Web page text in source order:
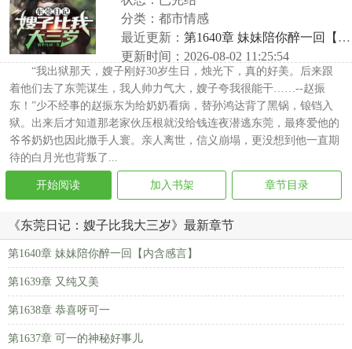
分类：都市情感
最近更新： 第1640章 妹妹陪你醉一回【内含感言】
更新时间：2026-08-02 11:25:54
“我出狱那天，嫂子刚好30岁生日，烛光下，真的好美。后来跟
着他们去了东莞谋生，我人帅力气大，嫂子夸我很能干……--赵振
东！”少不经事的赵振东为给奶奶看病，替孙鸿达背了黑锅，锒铛入
狱。出来后才知道那老家伙压根就没给钱连夜潜逃东莞，最疼爱他的
爷爷奶奶也因此撒手人寰。亲人离世，信义崩塌，更没想到他一直期
待的白月光也背叛了...
开始阅读 加入书架 章节目录
《东莞日记：嫂子比我大三岁》最新章节
第1640章 妹妹陪你醉一回【内含感言】
第1639章 又纯又美
第1638章 恭喜呀可一
第1637章 可一的神秘好事儿